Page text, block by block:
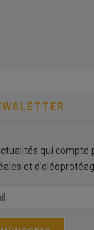
qui compte
et